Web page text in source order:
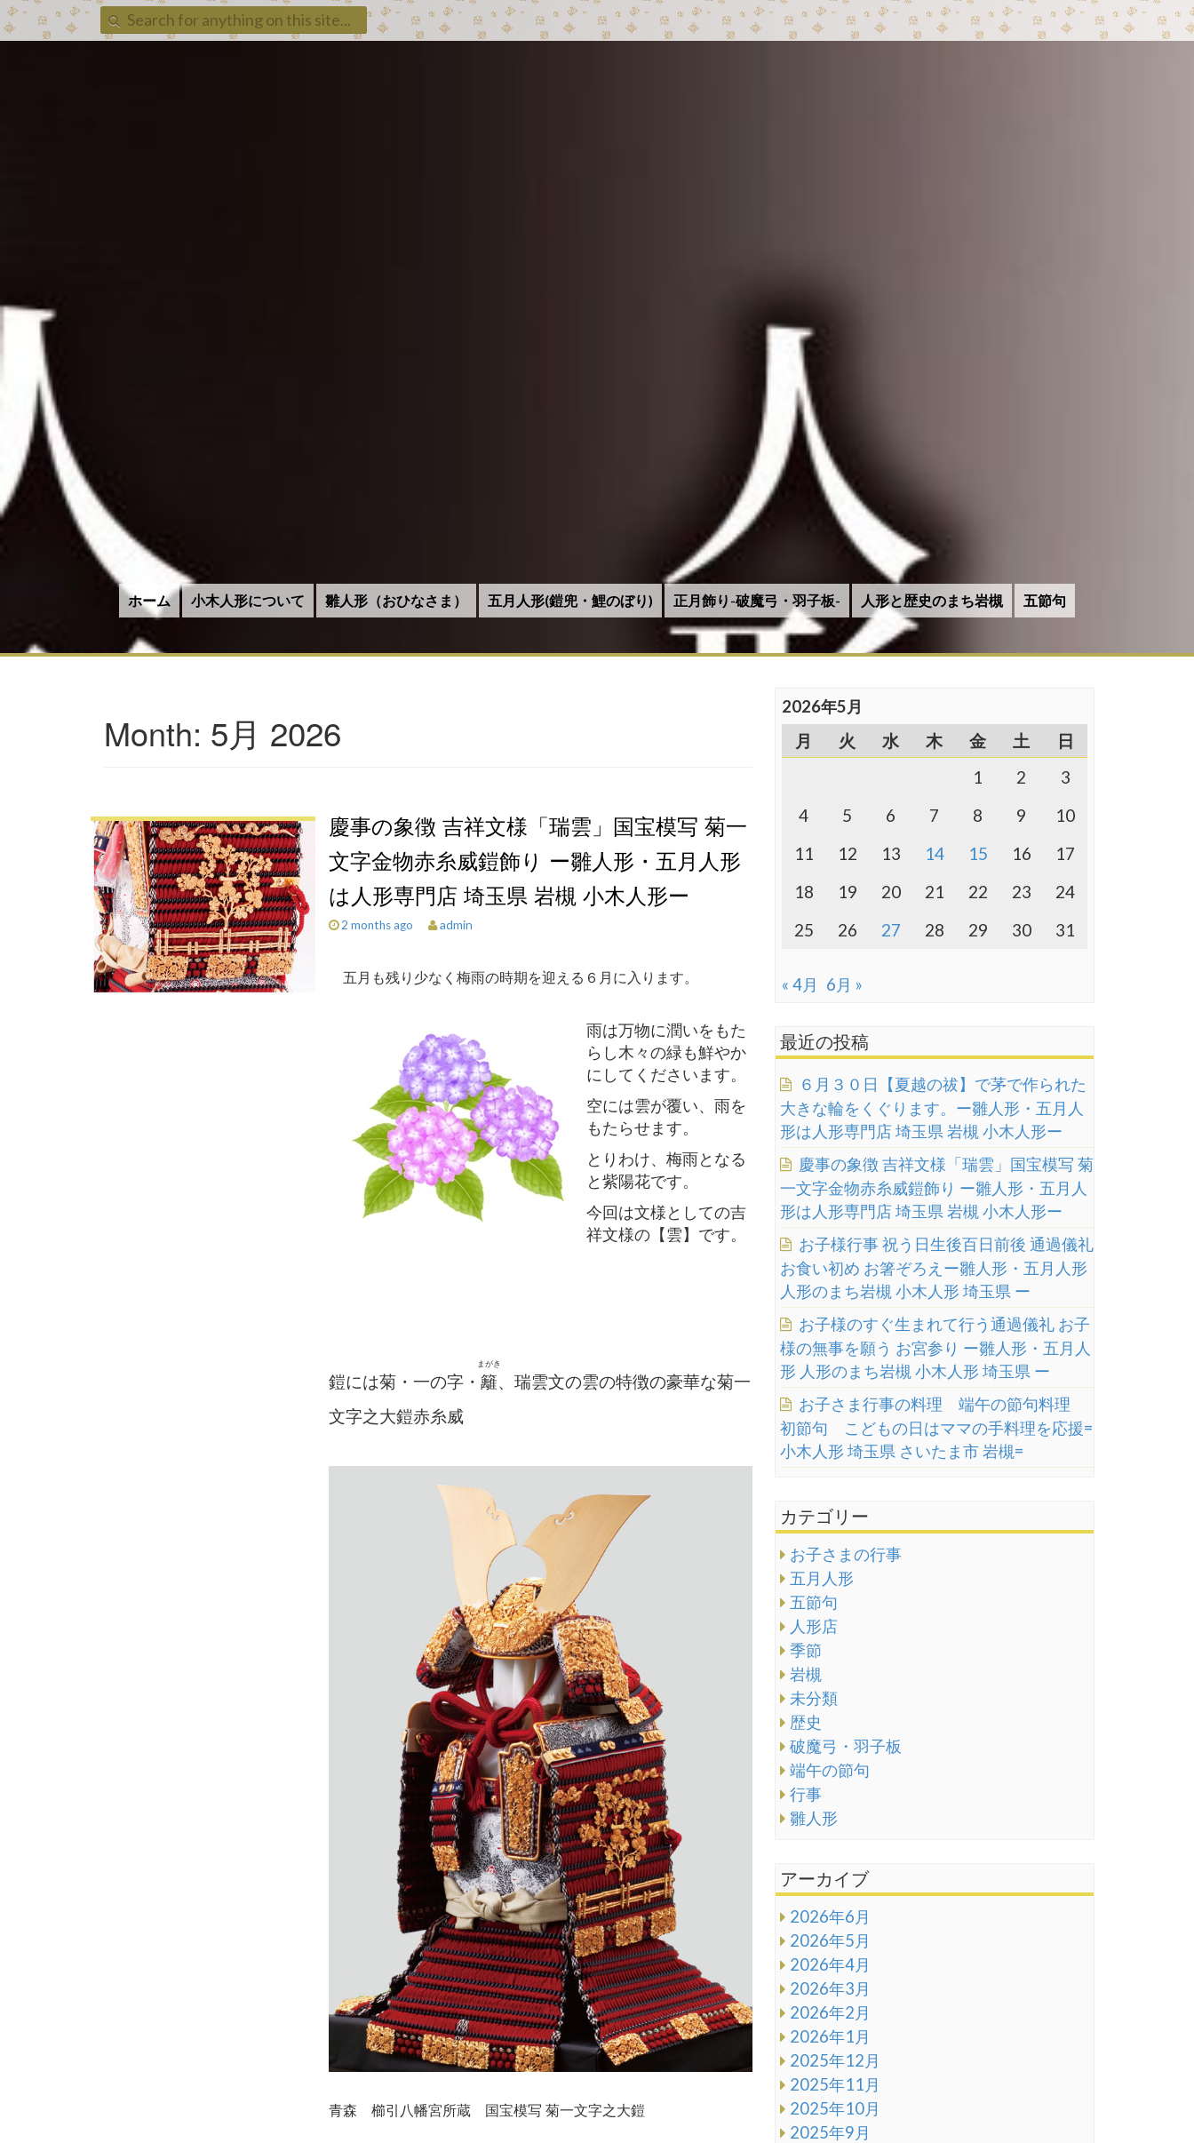
Search
for:
ホーム 小木人形について 雛人形（おひなさま） 五月人形(鎧兜・鯉のぼり) 正月飾り-破魔弓・羽子板- 人形と歴史のまち岩槻 五節句
Month: 5月 2026
慶事の象徴 吉祥文様「瑞雲」国宝模写 菊一
文字金物赤糸威鎧飾り ー雛人形・五月人形
は人形専門店 埼玉県 岩槻 小木人形ー
2 months ago admin
五月も残り少なく梅雨の時期を迎える６月に入ります。
雨は万物に潤いをもた
らし木々の緑も鮮やか
にしてくださいます。
空には雲が覆い、雨を
もたらせます。
とりわけ、梅雨となる
と紫陽花です。
今回は文様としての吉
祥文様の【雲】です。
鎧には菊・一の字・籬
まがき
、瑞雲文の雲の特徴の豪華な菊一
文字之大鎧赤糸威
青森 櫛引八幡宮所蔵 国宝模写 菊一文字之大鎧
2026年5月
月 火 水 木 金 土
日
1
2
3
4
5 6 7 8 9
10
11
12 13 14 15 16
17
18
19 20 21 22 23
24
25
26 27 28 29 30 31
« 4月 6月 »
最近の投稿
６月３０日【夏越の祓】で茅で作られた
大きな輪をくぐります。ー雛人形・五月人
形は人形専門店 埼玉県 岩槻 小木人形ー
慶事の象徴 吉祥文様「瑞雲」国宝模写 菊
一文字金物赤糸威鎧飾り ー雛人形・五月人
形は人形専門店 埼玉県 岩槻 小木人形ー
お子様行事 祝う日生後百日前後 通過儀礼
お食い初め お箸ぞろえー雛人形・五月人形
人形のまち岩槻 小木人形 埼玉県 ー
お子様のすぐ生まれて行う通過儀礼 お子
様の無事を願う お宮参り ー雛人形・五月人
形 人形のまち岩槻 小木人形 埼玉県 ー
お子さま行事の料理 端午の節句料理
初節句 こどもの日はママの手料理を応援=
小木人形 埼玉県 さいたま市 岩槻=
カテゴリー
お子さまの行事
五月人形
五節句
人形店
季節
岩槻
未分類
歴史
破魔弓・羽子板
端午の節句
行事
雛人形
アーカイブ
2026年6月
2026年5月
2026年4月
2026年3月
2026年2月
2026年1月
2025年12月
2025年11月
2025年10月
2025年9月